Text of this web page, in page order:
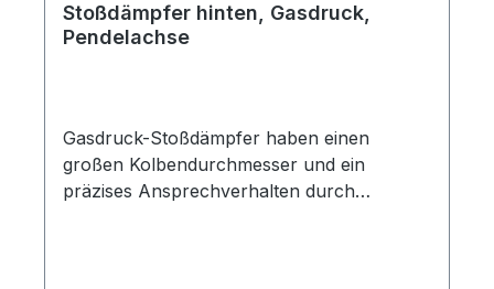
Stoßdämpfer hinten, Gasdruck,
Pendelachse
Gasdruck-Stoßdämpfer haben einen
großen Kolbendurchmesser und ein
präzises Ansprechverhalten durch